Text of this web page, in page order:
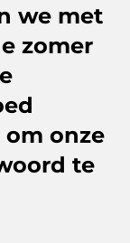
we met
zomer
onze
te